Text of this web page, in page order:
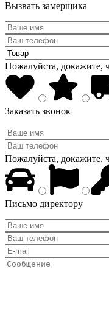
Вызвать замерщика
Пожалуйста, докажите,
Заказать звонок
Пожалуйста, докажите,
Письмо директору